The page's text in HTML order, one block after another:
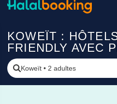
KOWEÏT :
FRIENDLY AVEC
Koweït • 2 adultes